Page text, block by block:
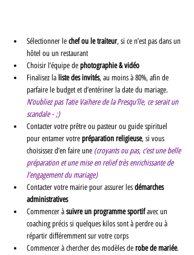
Sélectionner le chef ou le traiteur, si ce n’est pas dans un
hôtel ou un restaurant
Choisir l’équipe de photographie & vidéo
Finalisez la liste des invités, au moins à 80%, afin de
parfaire le budget et d’entériner la date du mariage.
N’oubliez pas Tatie Vaihere de la Presqu’île, ce serait un
scandale - ;)
Contacter votre prêtre ou pasteur ou guide spirituel
pour entamer votre préparation religieuse, si vous
choisissez d’en faire une (croyants ou pas, c’est une belle
préparation et une mise en relief très enrichissante de
l’engagement du mariage)
Contacter votre mairie pour assurer les démarches
administratives
Commencer à suivre un programme sportif avec un
coaching précis si quelques kilos sont à perdre ou à
répartir différemment sur votre corps
Commencer à chercher des modèles de robe de mariée.